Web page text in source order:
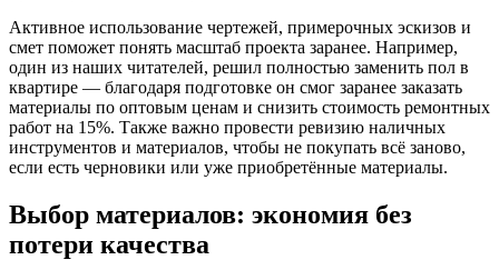
Активное использование чертежей, примерочных эскизов и
смет поможет понять масштаб проекта заранее. Например,
один из наших читателей, решил полностью заменить пол в
квартире — благодаря подготовке он смог заранее заказать
материалы по оптовым ценам и снизить стоимость ремонтных
работ на 15%. Также важно провести ревизию наличных
инструментов и материалов, чтобы не покупать всё заново,
если есть черновики или уже приобретённые материалы.
Выбор материалов: экономия без
потери качества